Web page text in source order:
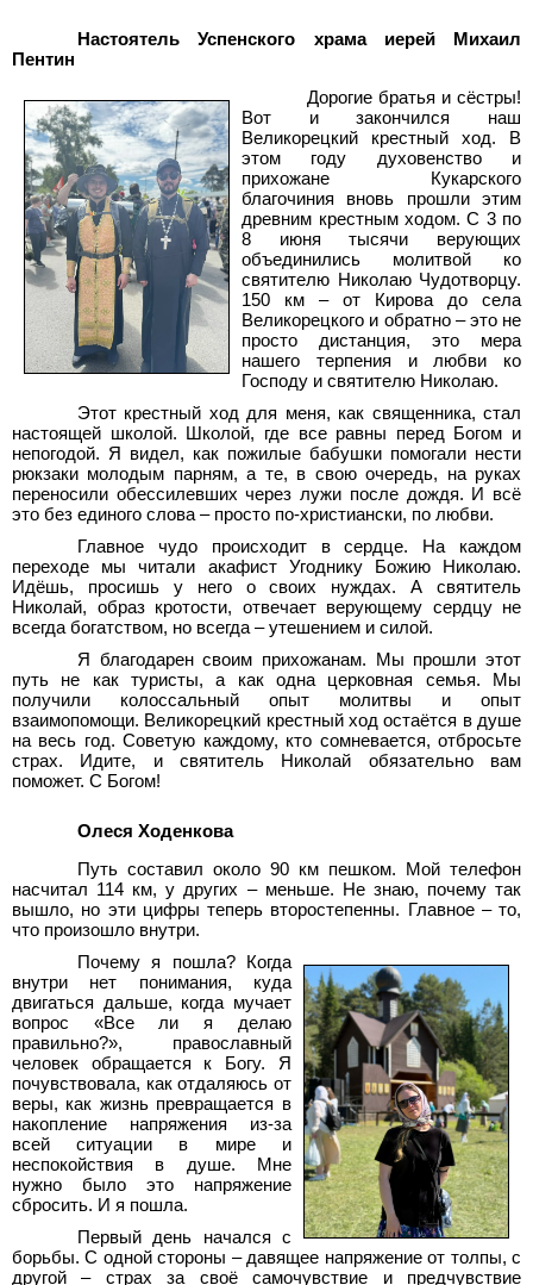
Настоятель Успенского храма иерей Михаил
Пентин
Дорогие братья и сёстры!
Вот и закончился наш
Великорецкий крестный ход. В
этом году духовенство и
прихожане Кукарского
благочиния вновь прошли этим
древним крестным ходом. С 3 по
8 июня тысячи верующих
объединились молитвой ко
святителю Николаю Чудотворцу.
150 км – от Кирова до села
Великорецкого и обратно – это не
просто дистанция, это мера
нашего терпения и любви ко
Господу и святителю Николаю.
Этот крестный ход для меня, как священника, стал
настоящей школой. Школой, где все равны перед Богом и
непогодой. Я видел, как пожилые бабушки помогали нести
рюкзаки молодым парням, а те, в свою очередь, на руках
переносили обессилевших через лужи после дождя. И всё
это без единого слова – просто по-христиански, по любви.
Главное чудо происходит в сердце. На каждом
переходе мы читали акафист Угоднику Божию Николаю.
Идёшь, просишь у него о своих нуждах. А святитель
Николай, образ кротости, отвечает верующему сердцу не
всегда богатством, но всегда – утешением и силой.
Я благодарен своим прихожанам. Мы прошли этот
путь не как туристы, а как одна церковная семья. Мы
получили колоссальный опыт молитвы и опыт
взаимопомощи. Великорецкий крестный ход остаётся в душе
на весь год. Советую каждому, кто сомневается, отбросьте
страх. Идите, и святитель Николай обязательно вам
поможет. С Богом!
Олеся Ходенкова
Путь составил около 90 км пешком. Мой телефон
насчитал 114 км, у других – меньше. Не знаю, почему так
вышло, но эти цифры теперь второстепенны. Главное – то,
что произошло внутри.
Почему я пошла? Когда
внутри нет понимания, куда
двигаться дальше, когда мучает
вопрос «Все ли я делаю
правильно?», православный
человек обращается к Богу. Я
почувствовала, как отдаляюсь от
веры, как жизнь превращается в
накопление напряжения из-за
всей ситуации в мире и
неспокойствия в душе. Мне
нужно было это напряжение
сбросить. И я пошла.
Первый день начался с
борьбы. С одной стороны – давящее напряжение от толпы, с
другой – страх за своё самочувствие и предчувствие